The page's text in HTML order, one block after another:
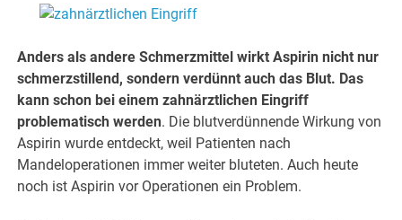
Anders als andere Schmerzmittel wirkt Aspirin nicht nur
schmerzstillend, sondern verdünnt auch das Blut. Das
kann schon bei einem zahnärztlichen Eingriff
problematisch werden. Die blutverdünnende Wirkung von
Aspirin wurde entdeckt, weil Patienten nach
Mandeloperationen immer weiter bluteten. Auch heute
noch ist Aspirin vor Operationen ein Problem.